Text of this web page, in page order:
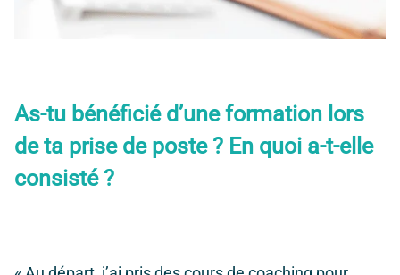
As-tu bénéficié d’une formation lors
de ta prise de poste ? En quoi a-t-elle
consisté ?